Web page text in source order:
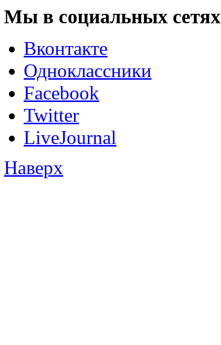
Мы в социальных
Вконтакте
Одноклассники
Facebook
Twitter
LiveJournal
Наверх